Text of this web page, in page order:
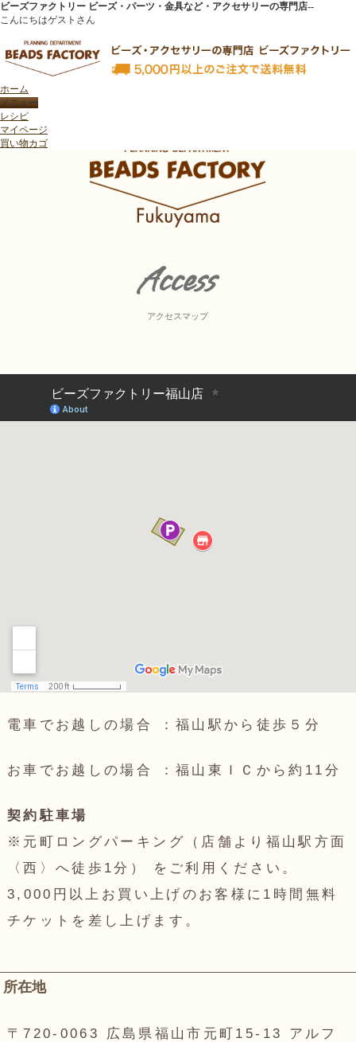
ビーズファクトリー ビーズ・パーツ・金具など・アクセサリーの専門店--
こんにちはゲストさん
ホーム
レシピ
マイページ
買い物カゴ
Access
アクセスマップ
電車でお越しの場合 ：福山駅から徒歩５分
お車でお越しの場合 ：福山東ＩＣから約11分
契約駐車場
※元町ロングパーキング（店舗より福山駅方面
〈西〉へ徒歩1分） をご利用ください。
3,000円以上お買い上げのお客様に1時間無料
チケットを差し上げます。
所在地
〒720-0063 広島県福山市元町15-13 アルフ